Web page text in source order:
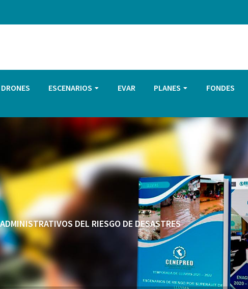
DRONES ESCENARIOS EVAR PLANES FONDES
DEL RIESGO DE DESASTRES